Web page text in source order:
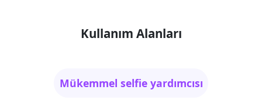
Kullanım Alanları
Mükemmel selfie yardımcısı